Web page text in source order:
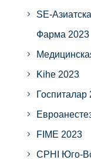
SE-
Фарма 2023
Kihe 2023
Госпиталар
FIME 2023
CPHI Юго-